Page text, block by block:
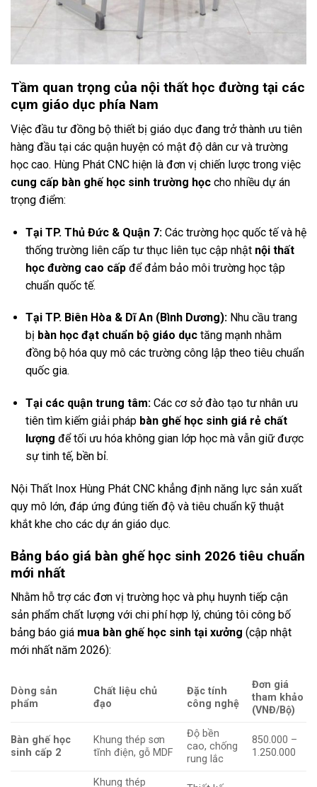
Tầm quan trọng của nội thất học đường tại các
cụm giáo dục phía Nam
Việc đầu tư đồng bộ thiết bị giáo dục đang trở thành ưu tiên
hàng đầu tại các quận huyện có mật độ dân cư và trường
học cao. Hùng Phát CNC hiện là đơn vị chiến lược trong việc
cung cấp bàn ghế học sinh trường học cho nhiều dự án
trọng điểm:
Tại TP. Thủ Đức & Quận 7:Các trường học quốc tế và hệ
thống trường liên cấp tư thục liên tục cập nhật nội thất
học đường cao cấpđể đảm bảo môi trường học tập
chuẩn quốc tế.
Tại TP. Biên Hòa & Dĩ An (Bình Dương):Nhu cầu trang
bị bàn học đạt chuẩn bộ giáo dụctăng mạnh nhằm
đồng bộ hóa quy mô các trường công lập theo tiêu chuẩn
quốc gia.
Tại các quận trung tâm:Các cơ sở đào tạo tư nhân ưu
tiên tìm kiếm giải pháp bàn ghế học sinh giá rẻ chất
lượng để tối ưu hóa không gian lớp học mà vẫn giữ được
sự tinh tế, bền bỉ.
Nội Thất Inox Hùng Phát CNC khẳng định năng lực sản xuất
quy mô lớn, đáp ứng đúng tiến độ và tiêu chuẩn kỹ thuật
khắt khe cho các dự án giáo dục.
Bảng báo giá bàn ghế học sinh 2026 tiêu chuẩn
mới nhất
Nhằm hỗ trợ các đơn vị trường học và phụ huynh tiếp cận
sản phẩm chất lượng với chi phí hợp lý, chúng tôi công bố
bảng báo giá mua bàn ghế học sinh tại xưởng (cập nhật
mới nhất năm 2026):
Dòng sản
phẩm
Chất liệu chủ
đạo
Đặc tính
công nghệ
Đơn giá
tham khảo
(VNĐ/Bộ)
Bàn ghế học
sinh cấp 2
Khung thép sơn
tĩnh điện, gỗ MDF
Độ bền
cao, chống
rung lắc
850.000 –
1.250.000
Khung thép